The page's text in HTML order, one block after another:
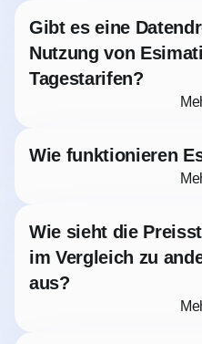
Gibt es eine
Nutzung von
Tagestarifen?
Wie funktionieren
Wie sieht die
im Vergleich zu
aus?